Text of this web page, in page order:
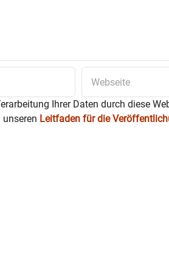
Ihrer Daten durch diese
unseren Leitfaden für die